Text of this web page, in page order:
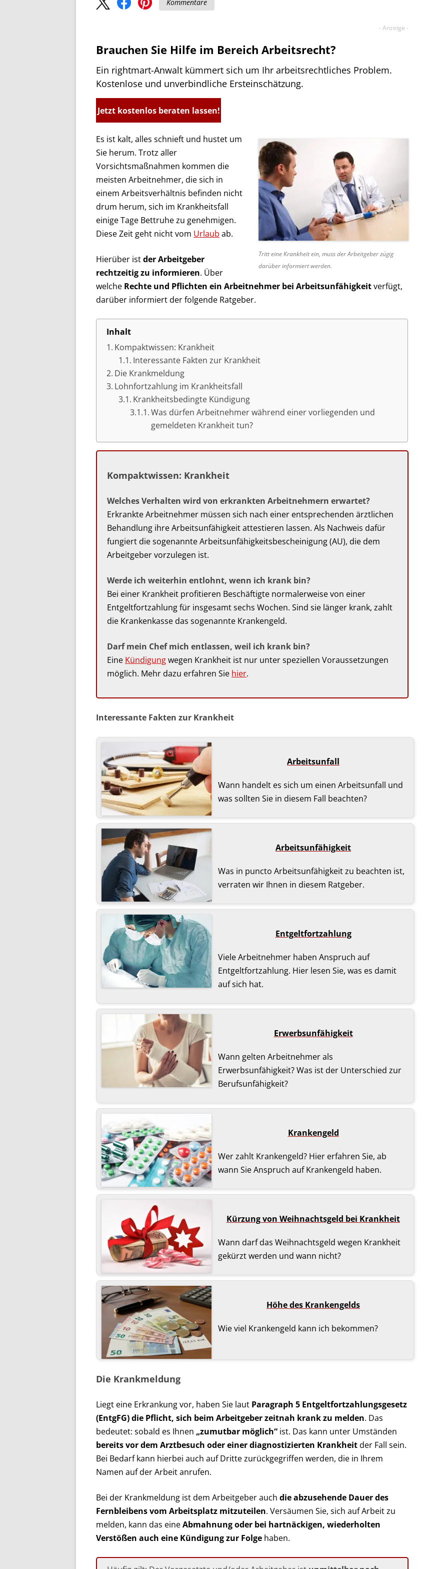
Kommentare
Brauchen Sie Hilfe im Bereich Arbeitsrecht?
Ein rightmart-Anwalt kümmert sich um Ihr arbeitsrechtliches Problem.
Kostenlose und unverbindliche Ersteinschätzung.
Jetzt kostenlos beraten lassen!
Tritt eine Krankheit ein, muss der Arbeitgeber zügig
darüber informiert werden.
Es ist kalt, alles schnieft und hustet um
Sie herum. Trotz aller
Vorsichtsmaßnahmen kommen die
meisten Arbeitnehmer, die sich in
einem Arbeitsverhältnis befinden nicht
drum herum, sich im Krankheitsfall
einige Tage Bettruhe zu genehmigen.
Diese Zeit geht nicht vom Urlaub ab.
Hierüber istder Arbeitgeber
rechtzeitig zu informieren. Über
welche Rechte und Pflichten ein Arbeitnehmer bei Arbeitsunfähigkeitverfügt,
darüber informiert der folgende Ratgeber.
Inhalt
Kompaktwissen: Krankheit
Inte­res­sante Fakten zur Krank­heit
Die Krankmeldung
Lohnfortzahlung im Krankheitsfall
Krankheitsbedingte Kündigung
Was dürfen Arbeitnehmer während einer vorliegenden und
gemeldeten Krankheit tun?
Kompaktwissen: Krankheit
Welches Verhalten wird von erkrankten Arbeitnehmern erwartet?
Erkrankte Arbeitnehmer müssen sich nach einer entsprechenden ärztlichen
Behandlung ihre Arbeitsunfähigkeit attestieren lassen. Als Nachweis dafür
fungiert die sogenannte Arbeitsunfähigkeitsbescheinigung (AU), die dem
Arbeitgeber vorzulegen ist.
Werde ich weiterhin entlohnt, wenn ich krank bin?
Bei einer Krankheit profitieren Beschäftigte normalerweise von einer
Entgeltfortzahlung für insgesamt sechs Wochen. Sind sie länger krank, zahlt
die Krankenkasse das sogenannte Krankengeld.
Darf mein Chef mich entlassen, weil ich krank bin?
Eine Kündigungwegen Krankheit ist nur unter speziellen Voraussetzungen
möglich. Mehr dazu erfahren Sie hier.
Inte­res­sante Fakten zur Krank­heit
Ar­beits­un­fall
Wann handelt es sich um einen Arbeitsunfall und
was sollten Sie in diesem Fall beachten?
Ar­beits­un­fä­hig­keit
Was in puncto Arbeitsunfähigkeit zu beachten ist,
verraten wir Ihnen in diesem Ratgeber.
Ent­gelt­fort­zah­lung
Viele Arbeitnehmer haben Anspruch auf
Entgeltfortzahlung. Hier lesen Sie, was es damit
auf sich hat.
Erwerbsunfähigkeit
Wann gelten Arbeitnehmer als
Erwerbsunfähigkeit? Was ist der Unterschied zur
Berufsunfähigkeit?
Krankengeld
Wer zahlt Krankengeld? Hier erfahren Sie, ab
wann Sie Anspruch auf Krankengeld haben.
Kürzung von Weihnachtsgeld bei Krankheit
Wann darf das Weihnachtsgeld wegen Krankheit
gekürzt werden und wann nicht?
Höhe des Krankengelds
Wie viel Krankengeld kann ich bekommen?
Die Krankmeldung
Liegt eine Erkrankung vor, haben Sie laut Paragraph 5 Entgeltfortzahlungsgesetz
(EntgFG) die Pflicht, sich beim Arbeitgeber zeitnah krank zu melden. Das
bedeutet: sobald es Ihnen „zumutbar möglich“ ist. Das kann unter Umständen
bereits vor dem Arztbesuch oder einer diagnostizierten Krankheitder Fall sein.
Bei Bedarf kann hierbei auch auf Dritte zurückgegriffen werden, die in Ihrem
Namen auf der Arbeit anrufen.
Bei der Krankmeldung ist dem Arbeitgeber auch die abzusehende Dauer des
Fernbleibens vom Arbeitsplatz mitzuteilen. Versäumen Sie, sich auf Arbeit zu
melden, kann das eineAbmahnung oder bei hartnäckigen, wiederholten
Verstößen auch eine Kündigung zur Folge haben.